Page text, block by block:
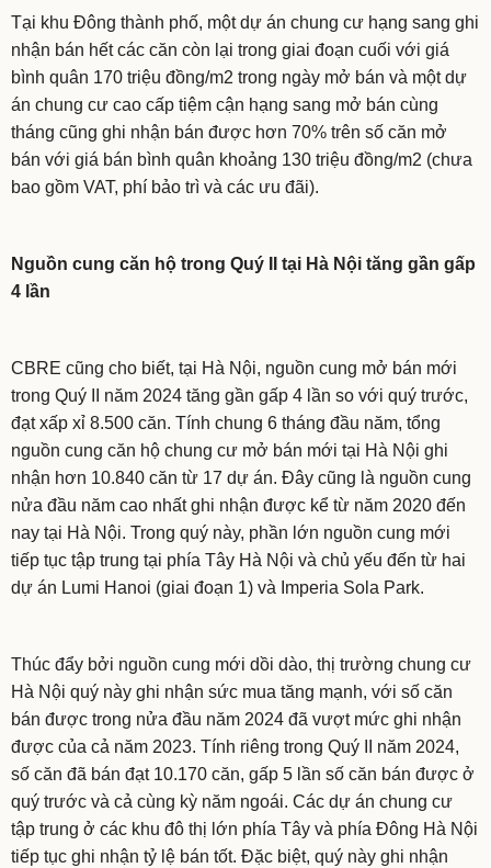
Tại khu Đông thành phố, một dự án chung cư hạng sang ghi
nhận bán hết các căn còn lại trong giai đoạn cuối với giá
bình quân 170 triệu đồng/m2 trong ngày mở bán và một dự
án chung cư cao cấp tiệm cận hạng sang mở bán cùng
tháng cũng ghi nhận bán được hơn 70% trên số căn mở
bán với giá bán bình quân khoảng 130 triệu đồng/m2 (chưa
bao gồm VAT, phí bảo trì và các ưu đãi).
Nguồn cung căn hộ trong Quý II tại Hà Nội tăng gần gấp
4 lần
CBRE cũng cho biết, tại Hà Nội, nguồn cung mở bán mới
trong Quý II năm 2024 tăng gần gấp 4 lần so với quý trước,
đạt xấp xỉ 8.500 căn. Tính chung 6 tháng đầu năm, tổng
nguồn cung căn hộ chung cư mở bán mới tại Hà Nội ghi
nhận hơn 10.840 căn từ 17 dự án. Đây cũng là nguồn cung
nửa đầu năm cao nhất ghi nhận được kể từ năm 2020 đến
nay tại Hà Nội. Trong quý này, phần lớn nguồn cung mới
tiếp tục tập trung tại phía Tây Hà Nội và chủ yếu đến từ hai
dự án Lumi Hanoi (giai đoạn 1) và Imperia Sola Park.
Thúc đẩy bởi nguồn cung mới dồi dào, thị trường chung cư
Hà Nội quý này ghi nhận sức mua tăng mạnh, với số căn
bán được trong nửa đầu năm 2024 đã vượt mức ghi nhận
được của cả năm 2023. Tính riêng trong Quý II năm 2024,
số căn đã bán đạt 10.170 căn, gấp 5 lần số căn bán được ở
quý trước và cả cùng kỳ năm ngoái. Các dự án chung cư
tập trung ở các khu đô thị lớn phía Tây và phía Đông Hà Nội
tiếp tục ghi nhận tỷ lệ bán tốt. Đặc biệt, quý này ghi nhận